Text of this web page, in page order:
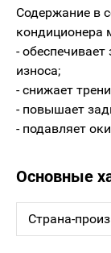
Содержание в
кондиционера
-
износа;
- снижает
- повышает
- подавляет
Основные
Страна-